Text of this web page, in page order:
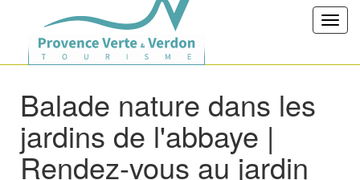
Balade nature dans les
jardins de l'abbaye |
Rendez-vous au jardin